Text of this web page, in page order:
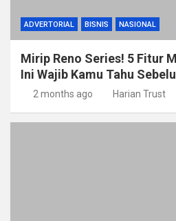
ADVERTORIAL BISNIS NASIONAL
Mirip Reno Series! 5 Fitur
Ini Wajib Kamu Tahu
2 months ago Harian Trust